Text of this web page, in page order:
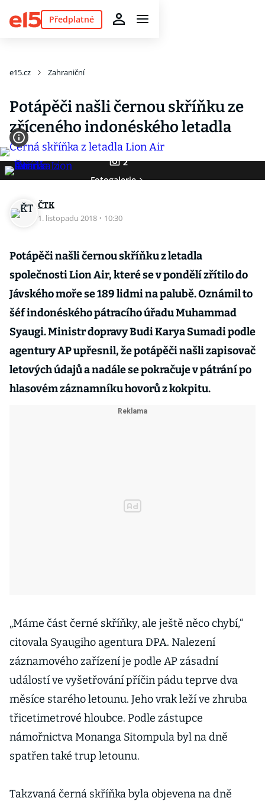
Předplatné
e15.cz Zahraniční
Potápěči našli černou skříňku ze
zříceného indonéského letadla
2
Fotogalerie
ČTK
1. listopadu 2018 · 10:30
Potápěči našli černou skříňku z letadla
společnosti Lion Air, které se v pondělí zřítilo do
Jávského moře se 189 lidmi na palubě. Oznámil to
šéf indonéského pátracího úřadu Muhammad
Syaugi. Ministr dopravy Budi Karya Sumadi podle
agentury AP upřesnil, že potápěči našli zapisovač
letových údajů a nadále se pokračuje v pátrání po
hlasovém záznamníku hovorů z kokpitu.
„Máme část černé skříňky, ale ještě něco chybí,“
citovala Syaugiho agentura DPA. Nalezení
záznamového zařízení je podle AP zásadní
událostí ve vyšetřování příčin pádu teprve dva
měsíce starého letounu. Jeho vrak leží ve zhruba
třicetimetrové hloubce. Podle zástupce
námořnictva Monanga Sitompula byl na dně
spatřen také trup letounu.
Takzvaná černá skříňka byla objevena na dně